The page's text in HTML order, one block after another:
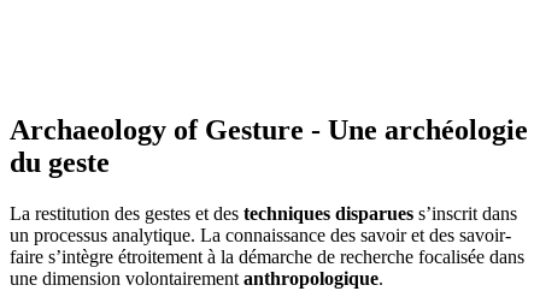
Archaeology of Gesture - Une archéologie
du geste
La restitution des gestes et des techniques disparues s’inscrit dans
un processus analytique. La connaissance des savoir et des savoir-
faire s’intègre étroitement à la démarche de recherche focalisée dans
une dimension volontairement anthropologique.